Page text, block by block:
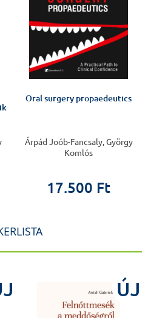
Oral surgery propaedeutics
Árpád Joób-Fancsaly, György
Komlós
17.500 Ft
ÚJ